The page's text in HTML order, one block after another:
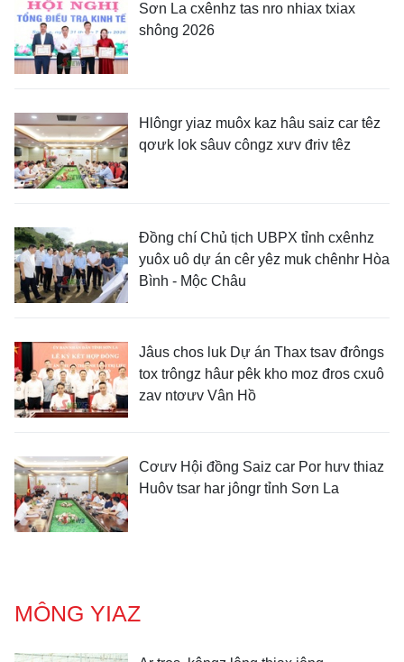
Sơn La cxênhz tas nro nhiax txiax
shông 2026
Hlôngr yiaz muôx kaz hâu saiz car têz
qơưk lok sâuv côngz xưv đriv têz
Đồng chí Chủ tịch UBPX tỉnh cxênhz
yuôx uô dự án cêr yêz muk chênhr Hòa
Bình - Mộc Châu
Jâus chos luk Dự án Thax tsav đrôngs
tox trôngz hâur pêk kho moz đros cxuô
zav ntơưv Vân Hồ
Cơưv Hội đồng Saiz car Por hưv thiaz
Huôv tsar har jôngr tỉnh Sơn La
MÔNG YIAZ